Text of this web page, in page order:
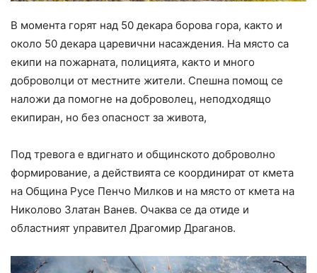
В момента горят над 50 декара борова гора, както и
около 50 декара царевични насаждения. На място са
екипи на пожарната, полицията, както и много
доброволци от местните жители. Спешна помощ се
наложи да помогне на доброволец, неподходящо
екипиран, но без опасност за живота,
Под тревога е вдигнато и общинското доброволно
формирование, а действията се координират от кмета
на Община Русе Пенчо Милков и на място от кмета на
Николово Златан Ванев. Очаква се да отиде и
областният управител Драгомир Драганов.